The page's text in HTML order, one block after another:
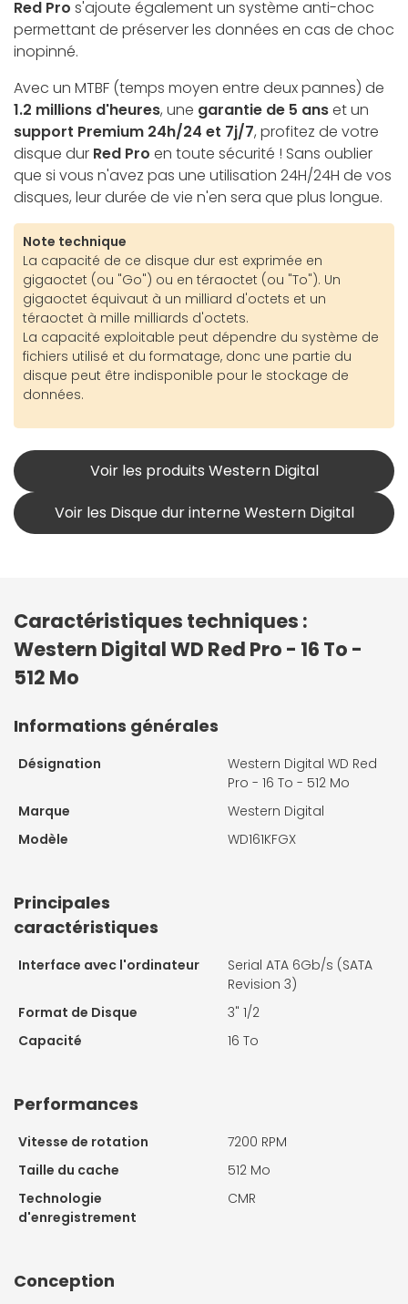
Red Pro s'ajoute également un système anti-choc
permettant de préserver les données en cas de choc
inopinné.
Avec un MTBF (temps moyen entre deux pannes) de
1.2 millions d'heures, une garantie de 5 anset un
support Premium 24h/24 et 7j/7, profitez de votre
disque dur Red Pro en toute sécurité ! Sans oublier
que si vous n'avez pas une utilisation 24H/24H de vos
disques, leur durée de vie n'en sera que plus longue.
Note technique
La capacité de ce disque dur est exprimée en
gigaoctet (ou "Go") ou en téraoctet (ou "To"). Un
gigaoctet équivaut à un milliard d'octets et un
téraoctet à mille milliards d'octets.
La capacité exploitable peut dépendre du système de
fichiers utilisé et du formatage, donc une partie du
disque peut être indisponible pour le stockage de
données.
Voir les produits Western Digital
Voir les Disque dur interne Western Digital
Caractéristiques techniques :
Western Digital WD Red Pro - 16 To -
512 Mo
Informations générales
Désignation
Western Digital WD Red
Pro - 16 To - 512 Mo
Marque
Western Digital
Modèle
WD161KFGX
Principales
caractéristiques
Interface avec l'ordinateur
Serial ATA 6Gb/s (SATA
Revision 3)
Format de Disque
3" 1/2
Capacité
16 To
Performances
Vitesse de rotation
7200 RPM
Taille du cache
512 Mo
Technologie
d'enregistrement
CMR
Conception